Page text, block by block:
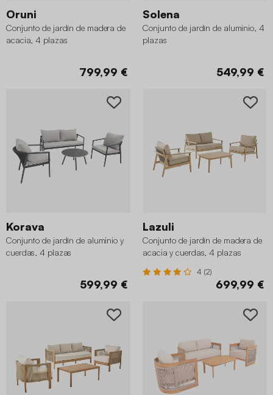
Oruni
Conjunto de jardín de madera de
acacia, 4 plazas
799,99 €
Solena
Conjunto de jardín de aluminio, 4
plazas
549,99 €
Korava
Conjunto de jardín de aluminio y
cuerdas, 4 plazas
599,99 €
Lazuli
Conjunto de jardín de madera de
acacia y cuerdas, 4 plazas
4 (2)
699,99 €